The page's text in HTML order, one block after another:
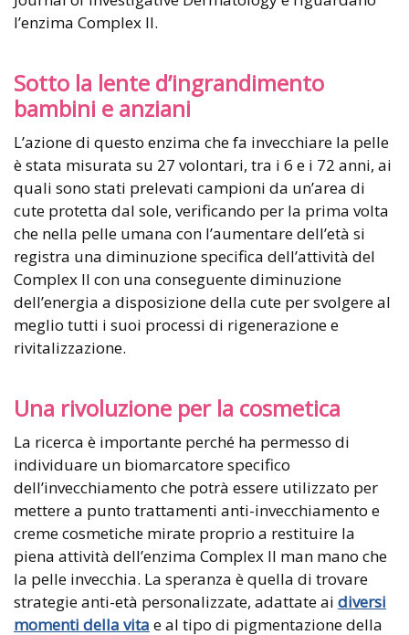
l’enzima Complex II.
Sotto la lente d’ingrandimento
bambini e anziani
L’azione di questo enzima che fa invecchiare la pelle
è stata misurata su 27 volontari, tra i 6 e i 72 anni, ai
quali sono stati prelevati campioni da un’area di
cute protetta dal sole, verificando per la prima volta
che nella pelle umana con l’aumentare dell’età si
registra una diminuzione specifica dell’attività del
Complex II con una conseguente diminuzione
dell’energia a disposizione della cute per svolgere al
meglio tutti i suoi processi di rigenerazione e
rivitalizzazione.
Una rivoluzione per la cosmetica
La ricerca è importante perché ha permesso di
individuare un biomarcatore specifico
dell’invecchiamento che potrà essere utilizzato per
mettere a punto trattamenti anti-invecchiamento e
creme cosmetiche mirate proprio a restituire la
piena attività dell’enzima Complex II man mano che
la pelle invecchia. La speranza è quella di trovare
strategie anti-età personalizzate, adattate ai diversi
momenti della vita e al tipo di pigmentazione della